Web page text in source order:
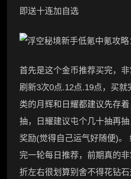
即送十连加自选
首先是这个金币推荐买完，
刷新3次0点.12点.19点，买
类的月辉和日耀都建议先存
抽，日耀建议屯个几十抽再
奖励(觉得自己运气好随便)。
完一轮每日推荐，前期真的
折左右很划算别舍不得花钻